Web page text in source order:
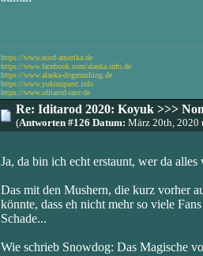
https://www.nord-amerika.de
https://www.facebook.com/alaska.info.de
https://www.alaska-dogmushing.de
https://www.yukonquest.info
https://www.iditarod-race.de
Re: Iditarod 2020: Koyuk >>>
(Antworten #126 Datum: März 20th, 2020
Ja, da bin ich echt erstaunt, wer da
Das mit den Mushern, die kurz vorher
könnte, dass eh nicht mehr so viele
Schade...
Wie schrieb Snowdog: Das Magische